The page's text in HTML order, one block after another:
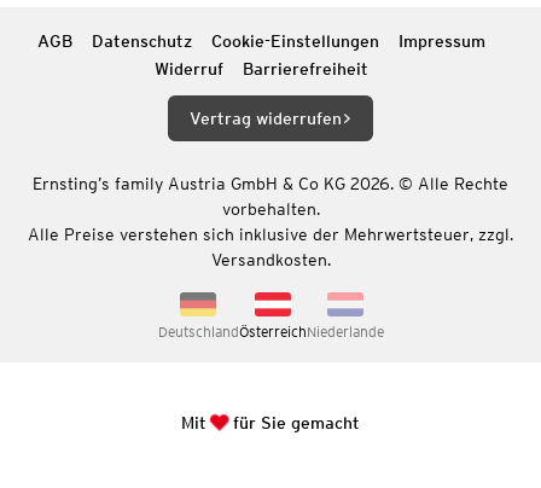
AGB Datenschutz Cookie-Einstellungen
Impressum
Widerruf
Barrierefreiheit
Vertrag widerrufen
Ernsting’s family Austria GmbH & Co KG 2026. © Alle Rechte
vorbehalten.
Alle Preise verstehen sich inklusive der Mehrwertsteuer, zzgl.
Versandkosten.
DeutschlandÖsterreichNiederlande
Mit für Sie gemacht